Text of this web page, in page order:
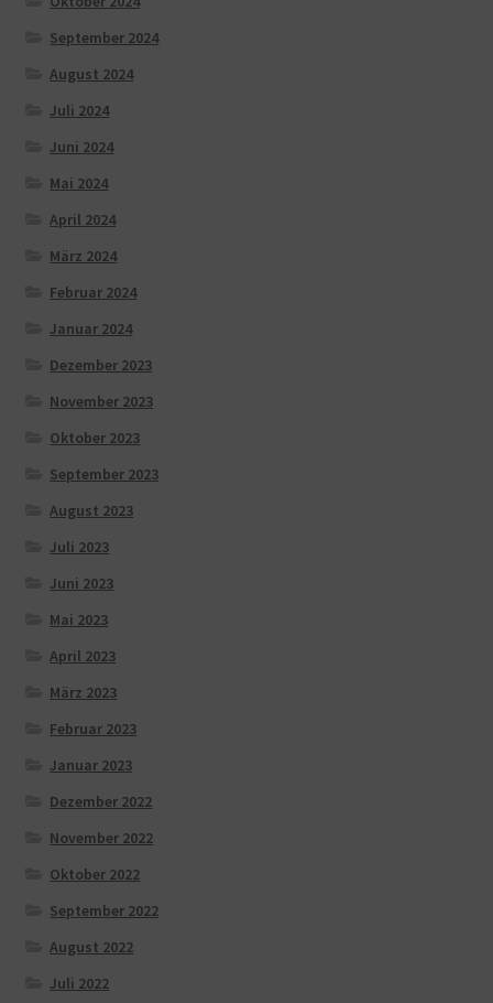
September 2024
August 2024
Juli 2024
Juni 2024
Mai 2024
April 2024
März 2024
Februar 2024
Januar 2024
Dezember 2023
November 2023
Oktober 2023
September 2023
August 2023
Juli 2023
Juni 2023
Mai 2023
April 2023
März 2023
Februar 2023
Januar 2023
Dezember 2022
November 2022
Oktober 2022
September 2022
August 2022
Juli 2022